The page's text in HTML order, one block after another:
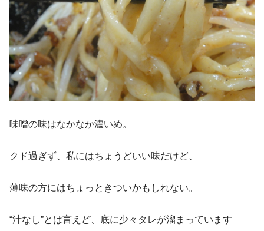
味噌の味はなかなか濃いめ。
クド過ぎず、私にはちょうどいい味だけど、
薄味の方にはちょっときついかもしれない。
“汁なし”とは言えど、底に少々タレが溜まっています